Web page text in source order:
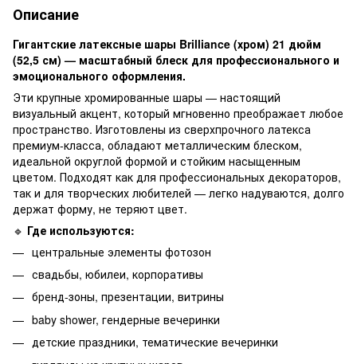
Описание
Гигантские латексные шары Brilliance (хром) 21 дюйм
(52,5 см) — масштабный блеск для профессионального и
эмоционального оформления.
Эти крупные хромированные шары — настоящий
визуальный акцент, который мгновенно преображает любое
пространство. Изготовлены из сверхпрочного латекса
премиум-класса, обладают металлическим блеском,
идеальной округлой формой и стойким насыщенным
цветом. Подходят как для профессиональных декораторов,
так и для творческих любителей — легко надуваются, долго
держат форму, не теряют цвет.
🔹 Где используются:
центральные элементы фотозон
свадьбы, юбилеи, корпоративы
бренд-зоны, презентации, витрины
baby shower, гендерные вечеринки
детские праздники, тематические вечеринки